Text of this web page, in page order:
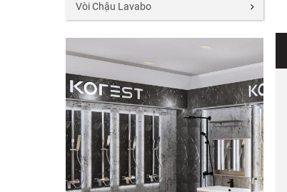
Vòi Chậu Lavabo